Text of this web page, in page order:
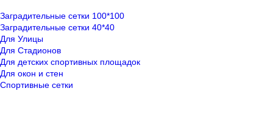
Заградительные сетки 100*100
Заградительные сетки 40*40
Для Улицы
Для Стадионов
Для детских спортивных площадок
Для окон и стен
Спортивные сетки